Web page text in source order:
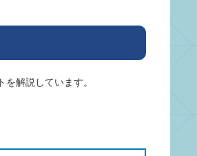
解説しています。